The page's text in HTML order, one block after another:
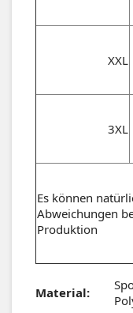
XXL
3XL
Es können
Abweichungen
Produktion
Material: